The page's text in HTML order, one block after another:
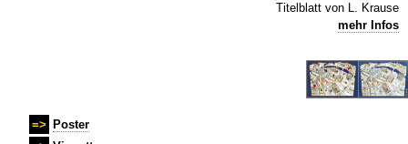
Titelblatt von L. Krause
mehr Infos
=> Poster